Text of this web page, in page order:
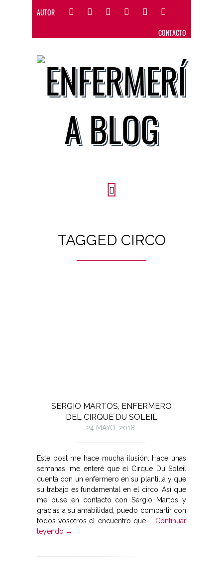
AUTOR
CONTACTO
TAGGED CIRCO
SERGIO MARTOS, ENFERMERO
DEL CIRQUE DU SOLEIL
24 MAYO, 2018
Este post me hace mucha ilusión. Hace unas
semanas, me enteré que el Cirque Du Soleil
cuenta con un enfermero en su plantilla y que
su trabajo es fundamental en el circo. Así que
me puse en contacto con Sergio Martos y
gracias a su amabilidad, puedo compartir con
todos vosotros el encuentro que ... Continuar
leyendo →